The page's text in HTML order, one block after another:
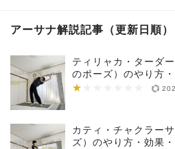
アーサナ解説記事（更新日順）
ティリャカ・ターダ
のポーズ）のやり方
★
★★★★★★★
カティ・チャクラー
ズ）のやり方・効果